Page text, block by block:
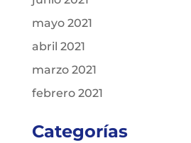
mayo 2021
abril 2021
marzo 2021
febrero 2021
Categorías